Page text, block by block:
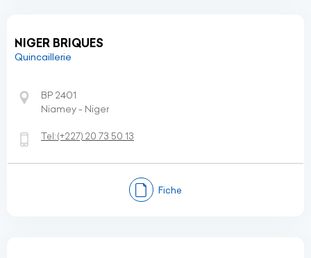
NIGER BRIQUES
Quincaillerie
BP 2401
Niamey - Niger
Tel:(+227) 20 73 50 13
Fiche